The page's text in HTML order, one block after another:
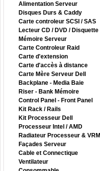
Alimentation Serveur
Disques Durs & Caddy
Carte controleur SCSI / SAS
Lecteur CD / DVD / Disquette
Mémoire Serveur
Carte Controleur Raid
Carte d'extension
Carte d'accès à distance
Carte Mère Serveur Dell
Backplane - Media Baie
Riser - Bank Mémoire
Control Panel - Front Panel
Kit Rack / Rails
Kit Processeur Dell
Processeur Intel / AMD
Radiateur Processeur & VRM
Façades Serveur
Cable et Connectique
Ventilateur